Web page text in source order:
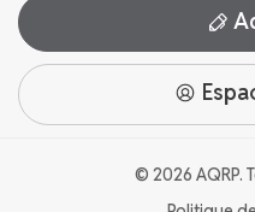
© 2026 AQRP.